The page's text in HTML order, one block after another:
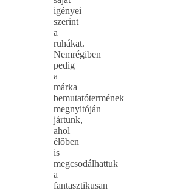
igényei
szerint
a
ruhákat.
Nemrégiben
pedig
a
márka
bemutatótermének
megnyitóján
jártunk,
ahol
élőben
is
megcsodálhattuk
a
fantasztikusan